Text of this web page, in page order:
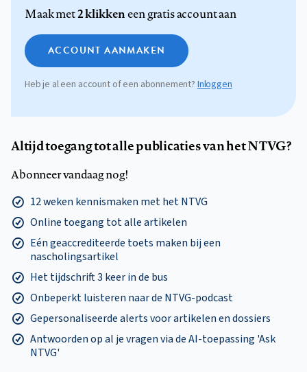
Maak met2 klikkeneen gratis account aan
ACCOUNT AANMAKEN
Heb je al een account of een abonnement? Inloggen
Altijd toegang tot alle publicaties van het NTVG?
Abonneer vandaag nog!
12 weken kennismaken met het NTVG
Online toegang tot alle artikelen
Eén geaccrediteerde toets maken bij een
nascholingsartikel
Het tijdschrift 3 keer in de bus
Onbeperkt luisteren naar de NTVG-podcast
Gepersonaliseerde alerts voor artikelen en dossiers
Antwoorden op al je vragen via de AI-toepassing 'Ask
NTVG'